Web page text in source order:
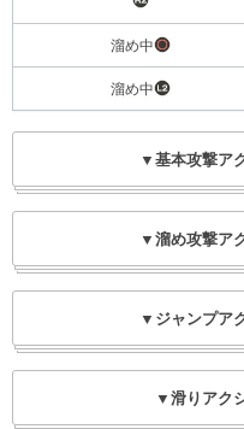
溜め中
溜め中
▼基本攻撃ア
▼溜め攻撃ア
▼ジャンプア
▼滑りアク